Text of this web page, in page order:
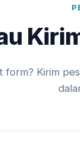
form? Kirim